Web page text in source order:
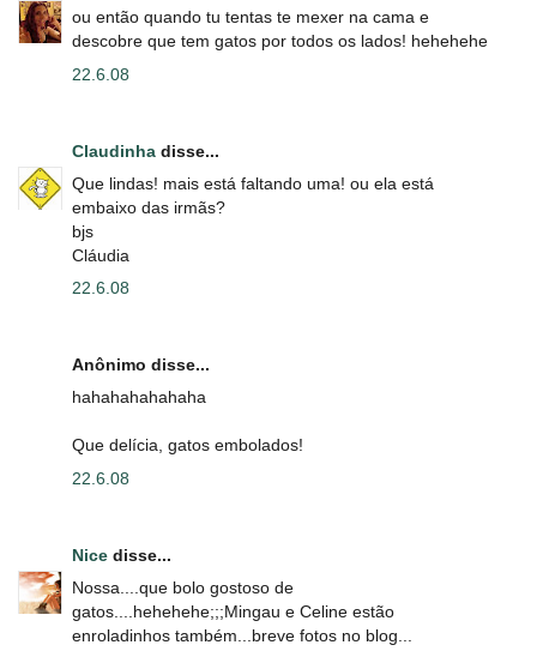
ou então quando tu tentas te mexer na cama e
descobre que tem gatos por todos os lados! hehehehe
22.6.08
Claudinha disse...
Que lindas! mais está faltando uma! ou ela está
embaixo das irmãs?
bjs
Cláudia
22.6.08
Anônimo disse...
hahahahahahaha
Que delícia, gatos embolados!
22.6.08
Nice disse...
Nossa....que bolo gostoso de
gatos....hehehehe;;;Mingau e Celine estão
enroladinhos também...breve fotos no blog...